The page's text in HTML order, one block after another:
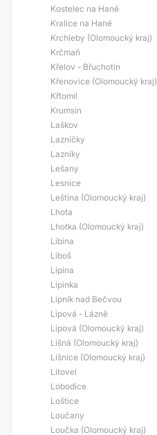
Kostelec na Hané
Kralice na Hané
Krchleby (Olomoucký kraj)
Krčmaň
Křelov - Břuchotín
Křenovice (Olomoucký kraj)
Křtomil
Krumsín
Laškov
Lazníčky
Lazníky
Lešany
Lesnice
Leština (Olomoucký kraj)
Lhota
Lhotka (Olomoucký kraj)
Libina
Liboš
Lipina
Lipinka
Lipník nad Bečvou
Lipová - Lázně
Lipová (Olomoucký kraj)
Líšná (Olomoucký kraj)
Líšnice (Olomoucký kraj)
Litovel
Lobodice
Loštice
Loučany
Loučka (Olomoucký kraj)